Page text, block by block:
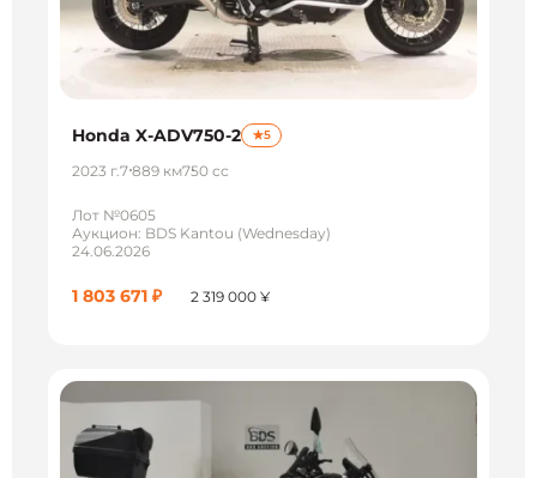
Honda X-ADV750-2 5
2023 г.7 889 км750 сс
Лот №0605
Аукцион: BDS Kantou (Wednesday)
24.06.2026
1 803 671 ₽ 2 319 000 ¥